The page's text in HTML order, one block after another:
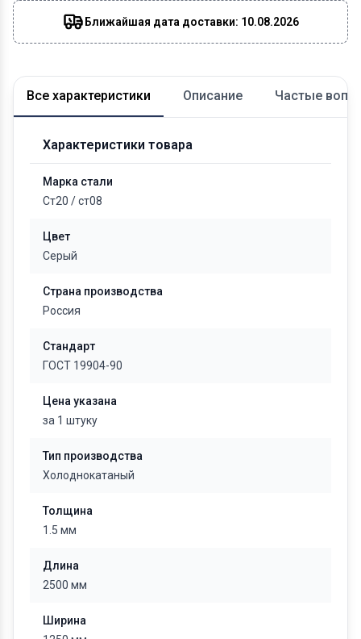
Ближайшая дата доставки: 10.08.2026
Все характеристики Описание Частые
Характеристики товара
Марка стали
Ст20 /ст08
Цвет
Серый
Страна производства
Россия
Стандарт
ГОСТ 19904-90
Цена указана
за 1 штуку
Тип производства
Холоднокатаный
Толщина
1.5 мм
Длина
2500 мм
Ширина